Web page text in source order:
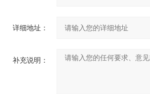
详细地址：
补充说明：